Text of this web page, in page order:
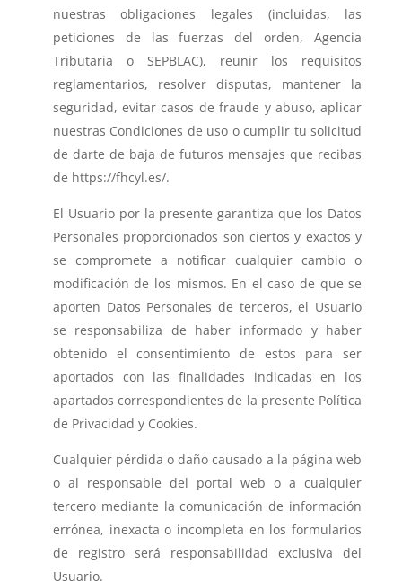
nuestras obligaciones legales (incluidas, las
peticiones de las fuerzas del orden, Agencia
Tributaria o SEPBLAC), reunir los requisitos
reglamentarios, resolver disputas, mantener la
seguridad, evitar casos de fraude y abuso, aplicar
nuestras Condiciones de uso o cumplir tu solicitud
de darte de baja de futuros mensajes que recibas
de https://fhcyl.es/.
El Usuario por la presente garantiza que los Datos
Personales proporcionados son ciertos y exactos y
se compromete a notificar cualquier cambio o
modificación de los mismos. En el caso de que se
aporten Datos Personales de terceros, el Usuario
se responsabiliza de haber informado y haber
obtenido el consentimiento de estos para ser
aportados con las finalidades indicadas en los
apartados correspondientes de la presente Política
de Privacidad y Cookies.
Cualquier pérdida o daño causado a la página web
o al responsable del portal web o a cualquier
tercero mediante la comunicación de información
errónea, inexacta o incompleta en los formularios
de registro será responsabilidad exclusiva del
Usuario.